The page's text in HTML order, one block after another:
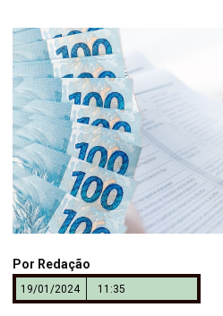
Por Redação
19/01/2024 11:35